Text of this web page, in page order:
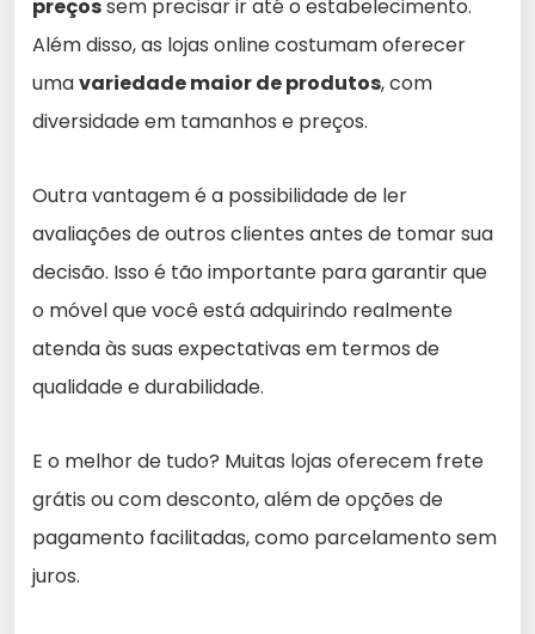
preçossem precisar ir até o estabelecimento.
Além disso, as lojas online costumam oferecer
umavariedade maior de produtos, com
diversidade em tamanhos e preços.
Outra vantagem é a possibilidade de ler
avaliações de outros clientes antes de tomar sua
decisão. Isso é tão importante para garantir que
o móvel que você está adquirindo realmente
atenda às suas expectativas em termos de
qualidade e durabilidade.
E o melhor de tudo? Muitas lojas oferecem frete
grátis ou com desconto, além de opções de
pagamento facilitadas, como parcelamento sem
juros.